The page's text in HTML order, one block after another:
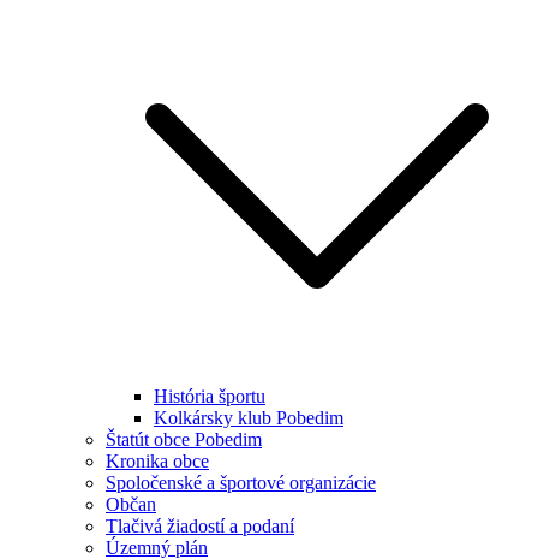
História športu
Kolkársky klub Pobedim
Štatút obce Pobedim
Kronika obce
Spoločenské a športové organizácie
Občan
Tlačivá žiadostí a podaní
Územný plán